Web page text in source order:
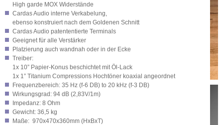
High garde MOX Widerstände
Cardas Audio interne Verkabelung,
ebenso konstruiert nach dem Goldenen Schnitt
Cardas Audio patententierte Terminals
Geeignet für alle Verstärker
Platzierung auch wandnah oder in der Ecke
Treiber:
1x 10” Papier-Konus beschichtet mit Öl-Lack
1x 1” Titanium Compressions Hochtöner koaxial angeordnet
Frequenzbereich: 35 Hz (f-6 DB) to 20 kHz (f-3 DB)
Wirkungsgrad: 94 dB (2,83V/1m)
Impedanz: 8 Ohm
Gewicht: 36,5 kg
Maße: 970x470x360mm (HxBxT)